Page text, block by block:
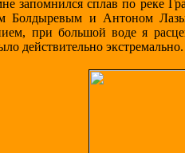
запомнился сплав по реке
Болдыревым и Антоном
при большой воде я
действительно экстремально.